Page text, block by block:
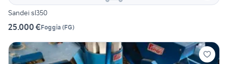
Sandei sl350
25.000 €Foggia (FG)